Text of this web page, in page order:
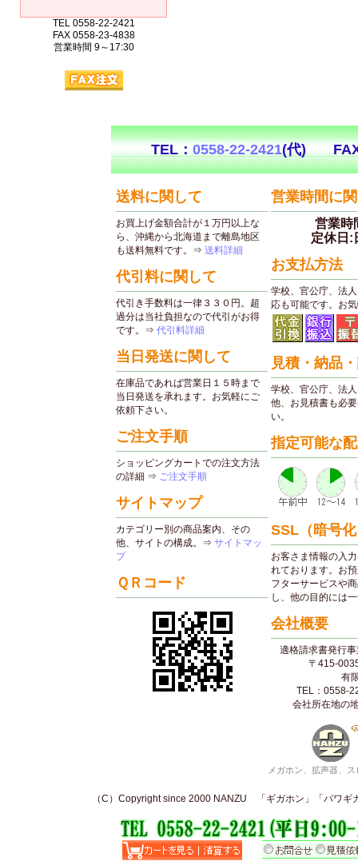
TEL 0558-22-2421
FAX 0558-23-4838
営業時間 9～17:30